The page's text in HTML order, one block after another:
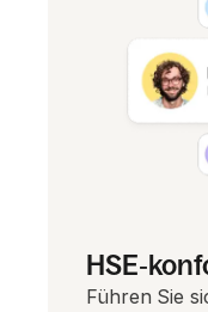
Führen Sie